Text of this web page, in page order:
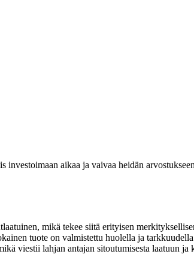
investoimaan aikaa ja vaivaa heidän
mikä tekee siitä erityisen
tuote on valmistettu huolella ja
viestii lahjan antajan sitoutumisesta laatuun ja